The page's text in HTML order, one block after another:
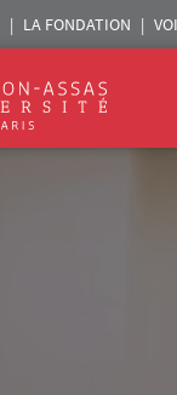
LA FONDATION